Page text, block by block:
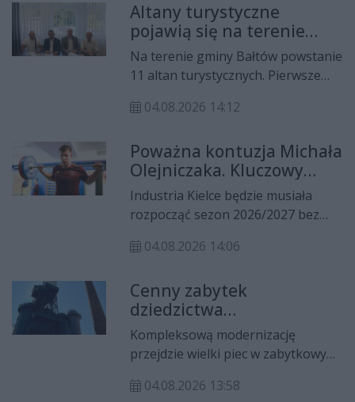
placówka zostanie doposażona w
nowoczesny sprzęt medyczny oraz
rozwiązania informatyczne, które
usprawnią pracę poradni POZ i
podniosą jakość opieki nad
pacjentami.
Altany turystyczne
pojawią się na terenie
gminy Bałtów
Na terenie gminy Bałtów powstanie
11 altan turystycznych. Pierwsze
tym roku. Samorząd pozysał na ten
04.08.2026 14:12
Poważna kontuzja Michała
Olejniczaka. Kluczowy
zawodnik Industrii Kielce
straci rundę jesienną
Industria Kielce będzie musiała
rozpocząć sezon 2026/2027 bez
zawodników. Michał Olejniczak
treningu, a przeprowadzone
badania potwierdziły uszkodzenie
łąkotki. Reprezentanta Polski czeka
operacja i kilkumiesięczna przerwa
od gry.
04.08.2026 14:06
Cenny zabytek
dziedzictwa
przemysłowego doczeka
się renowacji
Kompleksową modernizację
przejdzie wielki piec w zabytkowym
Przyrody i Techniki w
04.08.2026 13:58